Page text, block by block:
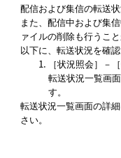
配信および集信の転送状
また、配信中および集
ァイルの削除も行うこと
以下に、転送状況を確
状況照会
－
転送状況一覧画
す。
転送状況一覧画面の詳
さい。